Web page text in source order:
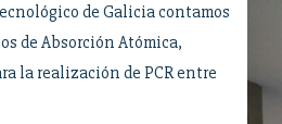
de Galicia contamos
de Absorción Atómica,
la realización de PCR entre